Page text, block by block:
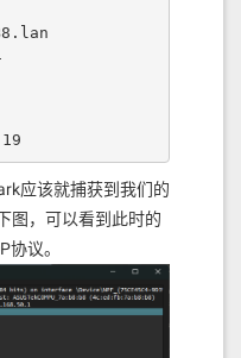
应该就捕获到我们的
图，可以看到此时的
协议。